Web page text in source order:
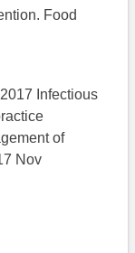
Food
Infectious
of
Nov